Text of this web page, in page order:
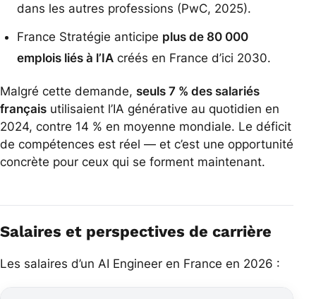
dans les autres professions (PwC, 2025).
France Stratégie anticipe plus de 80 000
emplois liés à l’IA créés en France d’ici 2030.
Malgré cette demande, seuls 7 % des salariés
français utilisaient l’IA générative au quotidien en
2024, contre 14 % en moyenne mondiale. Le déficit
de compétences est réel — et c’est une opportunité
concrète pour ceux qui se forment maintenant.
Salaires et perspectives de carrière
Les salaires d’un AI Engineer en France en 2026 :